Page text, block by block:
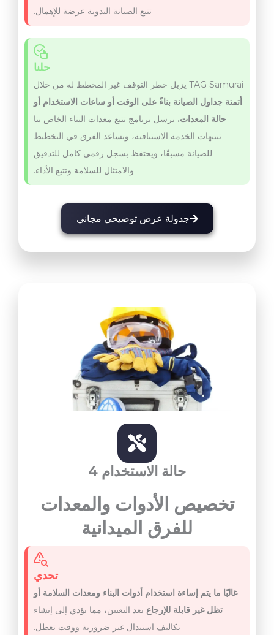
تتبع الصيانة اليدوية عرضة للإهمال.
حلنا
TAG Samurai يزيل خطر التوقف غير المخطط له من خلال
أتمتة جداول الصيانة بناءً على الوقت أو ساعات الاستخدام أو
حالة المعدات. يرسل برنامج تتبع معدات البناء الخاص بنا
تنبيهات الخدمة الاستباقية، ويساعد الفرق في التخطيط
للصيانة مسبقًا، ويحتفظ بسجل رقمي كامل للتدقيق
والامتثال للسلامة وتتبع الأداء.
جدولة عرض توضيحي مجاني
حالة الاستخدام 4
تخصيص الأدوات والمعدات
للفرق الميدانية
تحدي
غالبًا ما يتم إساءة استخدام أدوات البناء ومعدات السلامة أو
تظل غير قابلة للإرجاعبعد التعيين، مما يؤدي إلى إنشاء
تكاليف استبدال غير ضرورية ووقت تعطل.